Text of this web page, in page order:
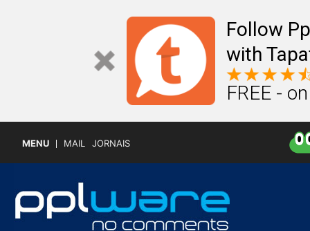
Follow
with
FREE -
MENU MAIL JORNAIS